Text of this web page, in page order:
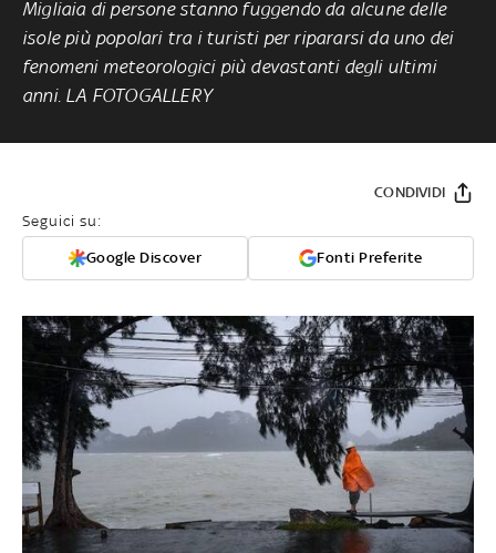
Migliaia di persone stanno fuggendo da alcune delle
isole più popolari tra i turisti per ripararsi da uno dei
fenomeni meteorologici più devastanti degli ultimi
anni. LA FOTOGALLERY
Seguici su:
Google Discover Fonti Preferite
CONDIVIDI